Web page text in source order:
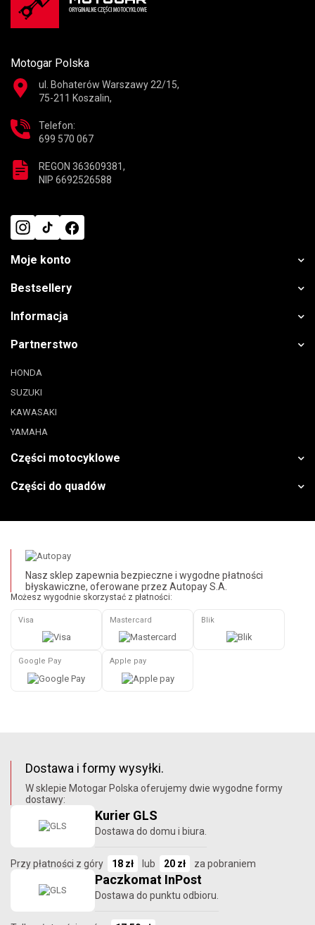
Motogar Polska
ul. Bohaterów Warszawy 22/15,
75-211 Koszalin,
Telefon:
699 570 067
REGON 363609381,
NIP 6692526588
Moje konto
Bestsellery
Informacja
Partnerstwo
HONDA
SUZUKI
KAWASAKI
YAMAHA
Części motocyklowe
Części do quadów
Nasz sklep zapewnia bezpieczne i wygodne płatności
błyskawiczne, oferowane przez Autopay S.A.
Możesz wygodnie skorzystać z płatności:
Visa Mastercard Blik
Google Pay Apple pay
Dostawa i formy wysyłki.
W sklepie Motogar Polska oferujemy dwie wygodne formy
dostawy:
Kurier GLS
Dostawa do domu i biura.
Przy płatności z góry 18 zł lub 20 zł za pobraniem
Paczkomat InPost
Dostawa do punktu odbioru.